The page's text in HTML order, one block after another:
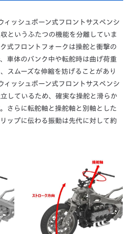
ィッシュボーン式フロントサスペンシ
というふたつの機能を分離していま
式フロントフォークは操舵と衝撃の
車体のバンク中や転舵時は曲げ荷重
スムーズな伸縮を妨げることがあり
ィッシュボーン式フロントサスペンシ
しているため、確実な操舵と滑らか
さらに転舵軸と操舵軸と別軸とした
ップに伝わる振動は先代に対して約